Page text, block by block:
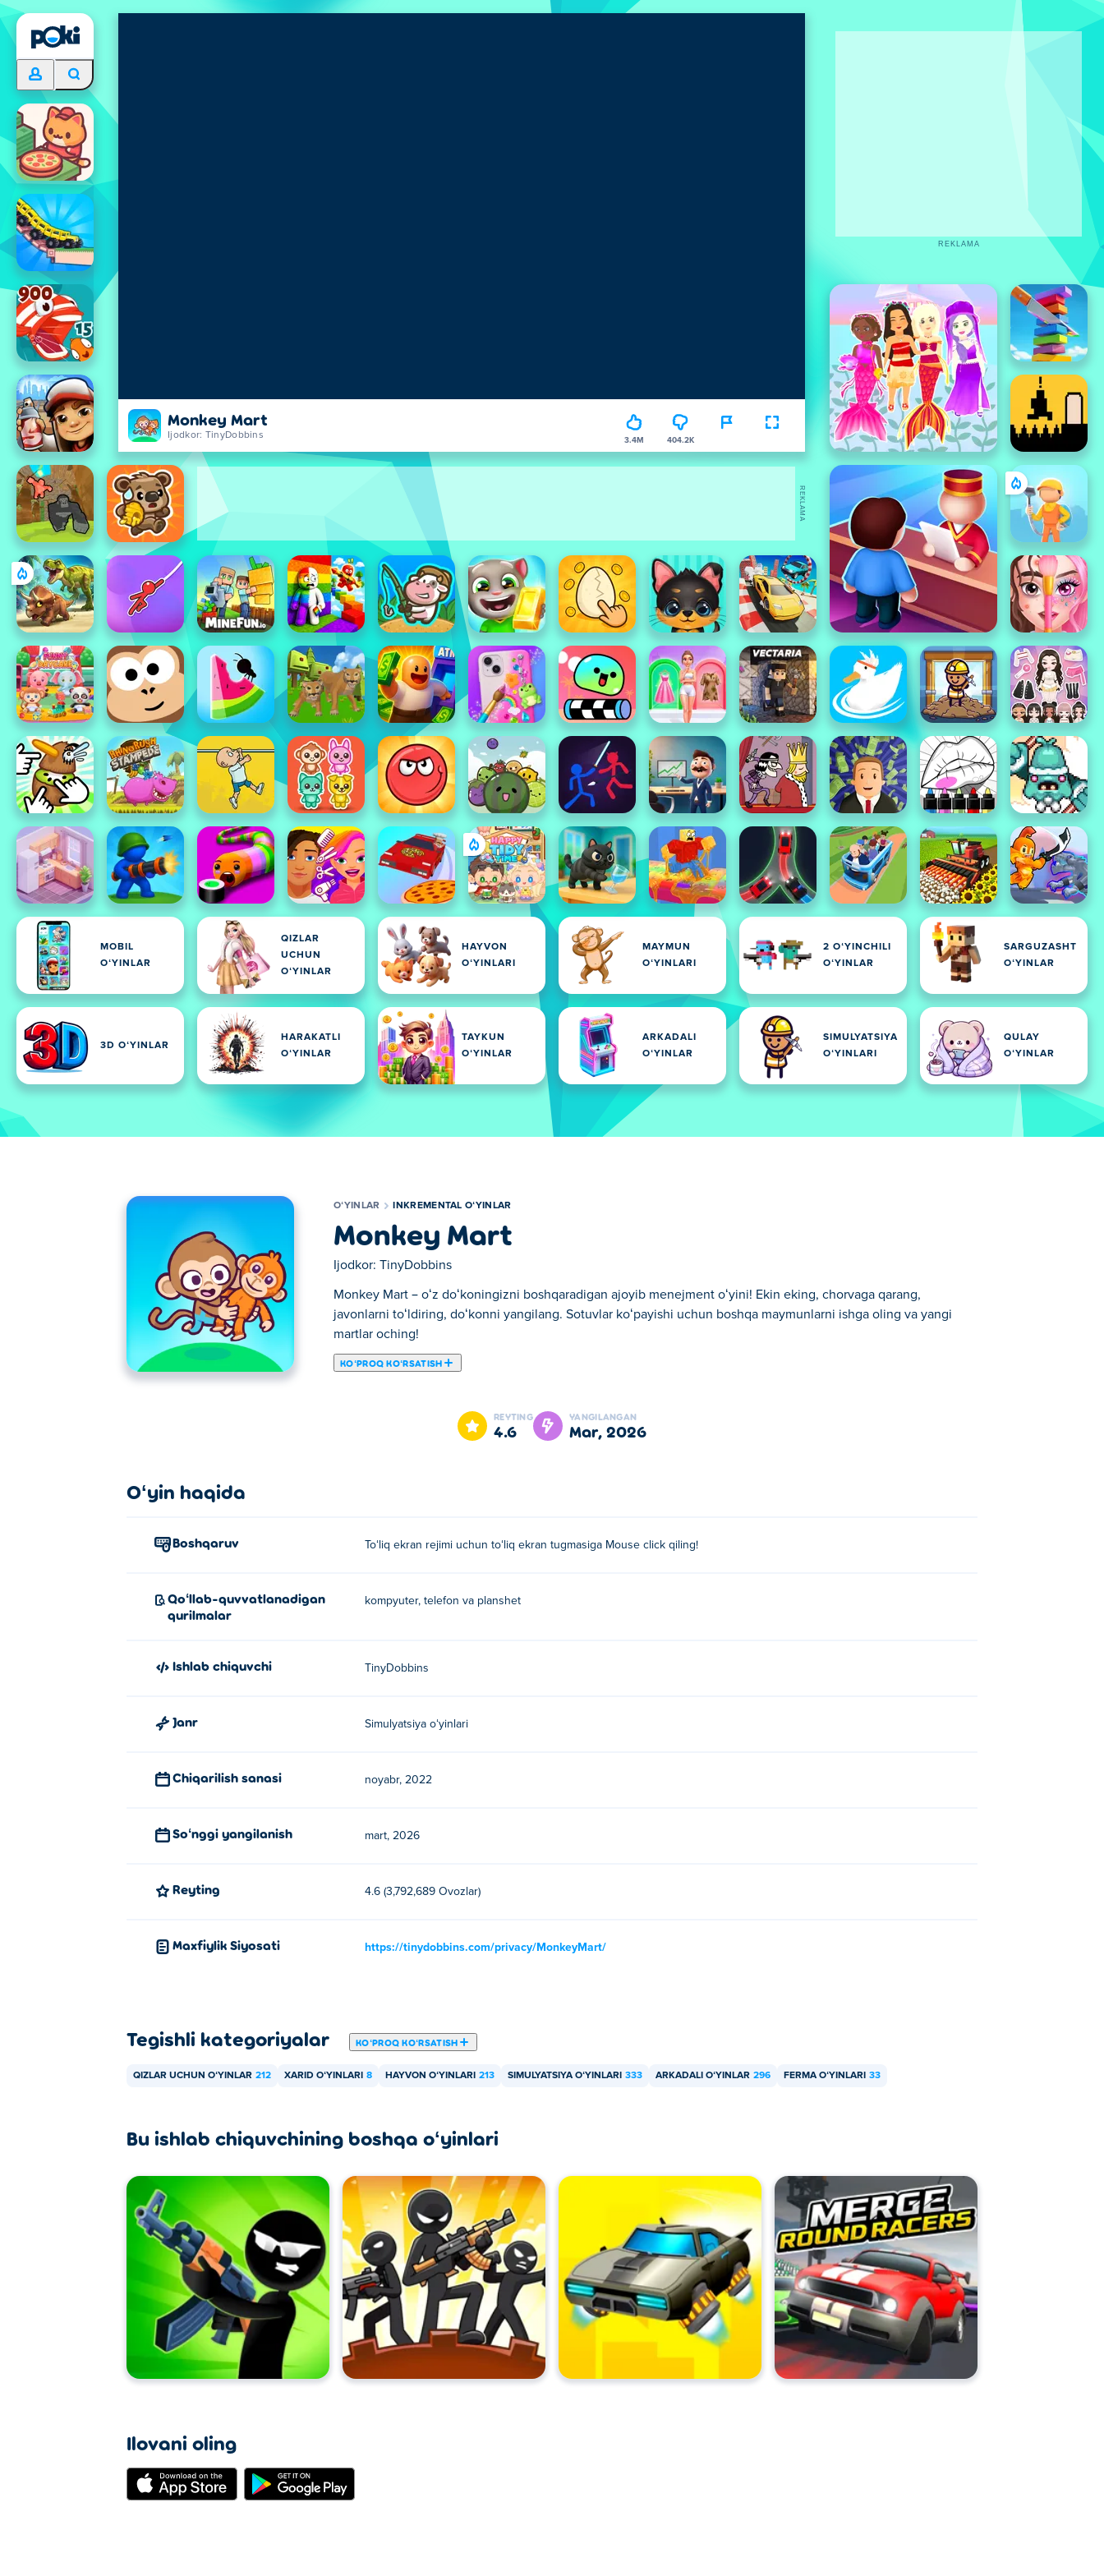
Monkey Mart
Ijodkor: TinyDobbins 3.4M 404.2K
MOBIL
OʻYINLAR
QIZLAR
UCHUN
OʻYINLAR
HAYVON
OʻYINLARI
MAYMUN
OʻYINLARI
2 OʻYINCHILI
OʻYINLAR
SARGUZASHT
OʻYINLAR
3D OʻYINLAR
HARAKATLI
OʻYINLAR
TAYKUN
OʻYINLAR
ARKADALI
OʻYINLAR
SIMULYATSIYA
OʻYINLARI
QULAY
OʻYINLAR
REKLAMA
REKLAMA
OʻYINLAR INKREMENTAL OʻYINLAR
Monkey Mart
Ijodkor: TinyDobbins
Monkey Mart – oʻz doʻkoningizni boshqaradigan ajoyib menejment oʻyini! Ekin eking, chorvaga qarang,
javonlarni toʻldiring, doʻkonni yangilang. Sotuvlar koʻpayishi uchun boshqa maymunlarni ishga oling va yangi
martlar oching!
KOʻPROQ KOʻRSATISH
Bu yerda siz Monkey Mart o'ynashingiz mumkin. Monkey Mart bizning tanlangan Inkremental oʻyinlar larimizdan biridir.
REYTING
4.6
YANGILANGAN
mar, 2026
Oʻyin haqida
Boshqaruv Toʻliq ekran rejimi uchun toʻliq ekran tugmasiga Mouse click qiling!
Qoʻllab-quvvatlanadigan
qurilmalar
kompyuter, telefon va planshet
Ishlab chiquvchi TinyDobbins
Janr Simulyatsiya oʻyinlari
Chiqarilish sanasi noyabr, 2022
Soʻnggi yangilanish mart, 2026
Reyting 4.6 (3,792,689 Ovozlar)
Maxfiylik Siyosati https://tinydobbins.com/privacy/MonkeyMart/
Tegishli kategoriyalar KOʻPROQ KOʻRSATISH
QIZLAR UCHUN OʻYINLAR 212 XARID OʻYINLARI 8 HAYVON OʻYINLARI 213 SIMULYATSIYA OʻYINLARI 333 ARKADALI OʻYINLAR 296 FERMA OʻYINLARI 33
Bu ishlab chiquvchining boshqa oʻyinlari
Ilovani oling